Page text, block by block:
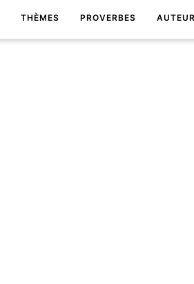
THÈMES PROVERBES